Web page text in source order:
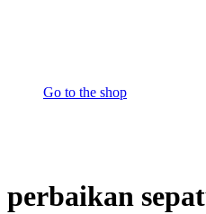
Go to the shop
perbaikan